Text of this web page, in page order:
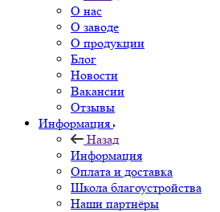
О нас
О заводе
О продукции
Блог
Новости
Вакансии
Отзывы
Информация
Назад
Информация
Оплата и доставка
Школа благоустройства
Наши партнёры